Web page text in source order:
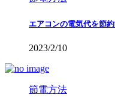
エアコンの電気代を節
2023/2/10
節電方法